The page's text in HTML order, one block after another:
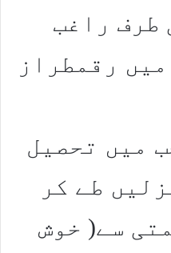
طرف راغب
رقمطراز
جب میں تحصیل
طے کر
سے( خوش